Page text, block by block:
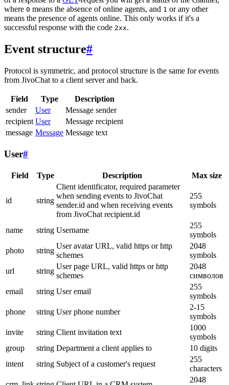
where 0 means the absence of online agents, and 1 or any other
means the presence of agents online. This only works if it's a
successful response with the code 2xx.
Event structure#
Protocol is symmetric, and protocol structure is the same for events
from JivoChat to a client server and back.
Field Type
Description
sender
User
Message sender
recipient User
Message recipient
message Message Message text
User#
Field Type Description Max size
id string
Client identificator, required parameter
when sending events to JivoChat
sender.id and when receiving events
from JivoChat recipient.id
255
symbols
name string Username
255
symbols
photo
string
User avatar URL, valid https or http
schemes
2048
symbols
url
string
User page URL, valid https or http
schemes
2048
символов
email
string User email
255
symbols
phone
string User phone number
2-15
symbols
invite
string Client invitation text
1000
symbols
group
string Department a client applies to
10 digits
intent
string Subject of a customer's request
255
characters
2048